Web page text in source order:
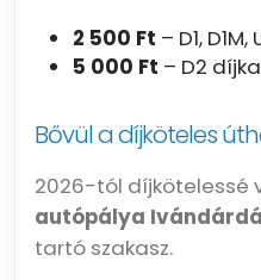
2 500 Ft – D1,
5 000 Ft – D2
Bővül a díjköteles
2026-tól díjkötelessé
autópálya
tartó szakasz.